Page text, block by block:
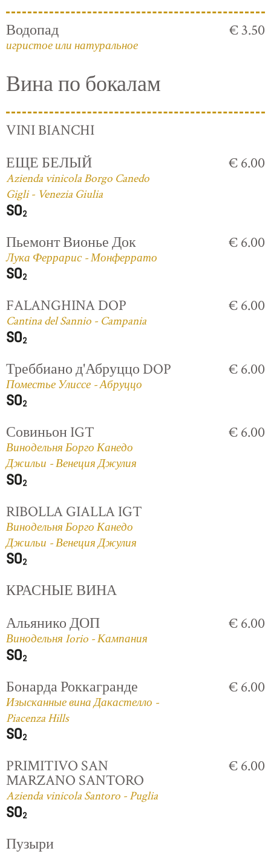
Водопад
игристое или натуральное
€ 3.50
Вина по бокалам
VINI BIANCHI
ЕЩЕ БЕЛЫЙ
Azienda vinicola Borgo Canedo
Gigli - Venezia Giulia
€ 6.00
Пьемонт Вионье Док
Лука Феррарис - Монферрато
€ 6.00
FALANGHINA DOP
Cantina del Sannio - Campania
€ 6.00
Треббиано д'Абруццо DOP
Поместье Улиссе - Абруццо
€ 6.00
Совиньон IGT
Винодельня Борго Канедо
Джильи - Венеция Джулия
€ 6.00
RIBOLLA GIALLA IGT
Винодельня Борго Канедо
Джильи - Венеция Джулия
КРАСНЫЕ ВИНА
Альянико ДОП
Винодельня Iorio - Кампания
€ 6.00
Бонарда Роккагранде
Изысканные вина Дакастелло -
Piacenza Hills
€ 6.00
PRIMITIVO SAN
MARZANO SANTORO
Azienda vinicola Santoro - Puglia
€ 6.00
Пузыри